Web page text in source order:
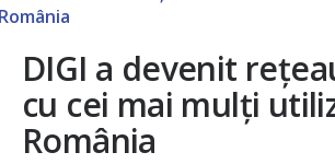
DIGI a devenit
cu cei mai mulți
România